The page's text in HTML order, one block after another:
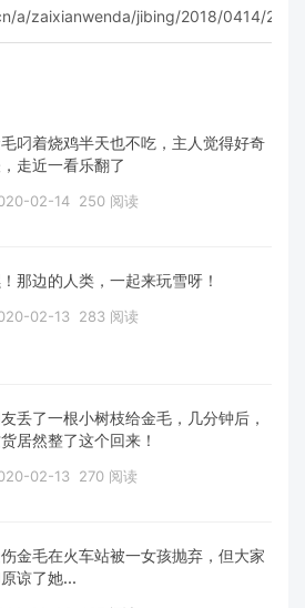
a/zaixianwenda/jibing/2018/0414/
叼着烧鸡半天也不吃，主人觉得好奇
走近一看乐翻了
02-14 250 阅读
那边的人类，一起来玩雪呀！
02-13 283 阅读
丢了一根小树枝给金毛，几分钟后，
居然整了这个回来！
02-13 270 阅读
金毛在火车站被一女孩抛弃，但大家
谅了她...